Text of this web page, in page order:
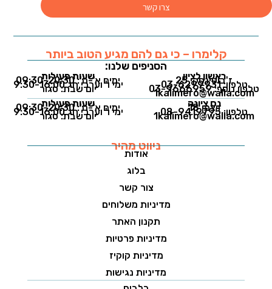
צרו קשר
קלימרו – כי גם להם מגיע הטוב ביותר
הסניפים שלנו:
ראשון לציון
ז'בוטינסקי 25טלפון: 03-6299931
טלפון נוסף: 03-9666959
1kalimero@walla.com
שעות פעילותימים א'-ה': 09:30-20:30
ימי ו' וערבי חג 9:30-16:00
יום שבת: סגור
נס ציונה
ויצמן 18טלפון: 08-9419795
1kalimero@walla.com
שעות פעילותימים א'-ה': 09:30-20:30
ימי ו' וערבי חג 9:30-16:00
יום שבת: סגור
ניווט מהיר
אודות
בלוג
צור קשר
מדיניות משלוחים
תקנון האתר
מדיניות פרטיות
מדיניות קוקיז
מדיניות נגישות